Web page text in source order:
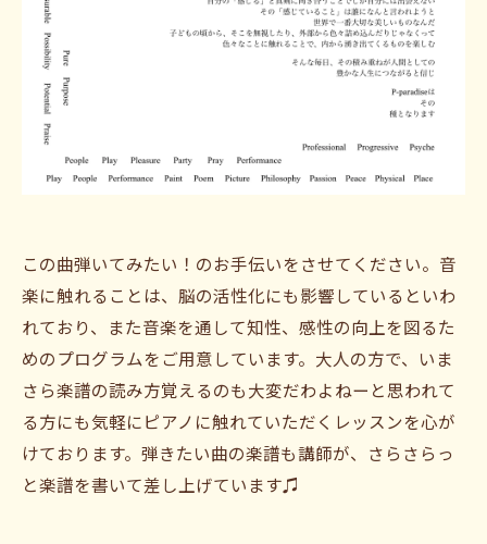
この曲弾いてみたい！のお手伝いをさせてください。音
楽に触れることは、脳の活性化にも影響しているといわ
れており、また音楽を通して知性、感性の向上を図るた
めのプログラムをご用意しています。大人の方で、いま
さら楽譜の読み方覚えるのも大変だわよねーと思われて
る方にも気軽にピアノに触れていただくレッスンを心が
けております。弾きたい曲の楽譜も講師が、さらさらっ
と楽譜を書いて差し上げています♫